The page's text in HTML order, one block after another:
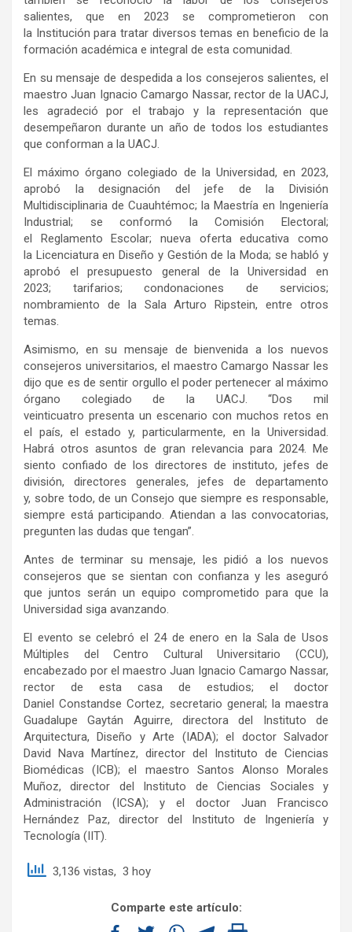
salientes, que en 2023 se comprometieron con
la Institución para tratar diversos temas en beneficio de la
formación académica e integral de esta comunidad.
En su mensaje de despedida a los consejeros salientes, el
maestro Juan Ignacio Camargo Nassar, rector de la UACJ,
les agradeció por el trabajo y la representación que
desempeñaron durante un año de todos los estudiantes
que conforman a la UACJ.
El máximo órgano colegiado de la Universidad, en 2023,
aprobó la designación del jefe de la División
Multidisciplinaria de Cuauhtémoc; la Maestría en Ingeniería
Industrial; se conformó la Comisión Electoral;
el Reglamento Escolar; nueva oferta educativa como
la Licenciatura en Diseño y Gestión de la Moda; se habló y
aprobó el presupuesto general de la Universidad en
2023; tarifarios; condonaciones de servicios;
nombramiento de la Sala Arturo Ripstein, entre otros
temas.
Asimismo, en su mensaje de bienvenida a los nuevos
consejeros universitarios, el maestro Camargo Nassar les
dijo que es de sentir orgullo el poder pertenecer al máximo
órgano colegiado de la UACJ. “Dos mil
veinticuatro presenta un escenario con muchos retos en
el país, el estado y, particularmente, en la Universidad.
Habrá otros asuntos de gran relevancia para 2024. Me
siento confiado de los directores de instituto, jefes de
división, directores generales, jefes de departamento
y, sobre todo, de un Consejo que siempre es responsable,
siempre está participando. Atiendan a las convocatorias,
pregunten las dudas que tengan”.
Antes de terminar su mensaje, les pidió a los nuevos
consejeros que se sientan con confianza y les aseguró
que juntos serán un equipo comprometido para que la
Universidad siga avanzando.
El evento se celebró el 24 de enero en la Sala de Usos
Múltiples del Centro Cultural Universitario (CCU),
encabezado por el maestro Juan Ignacio Camargo Nassar,
rector de esta casa de estudios; el doctor
Daniel Constandse Cortez, secretario general; la maestra
Guadalupe Gaytán Aguirre, directora del Instituto de
Arquitectura, Diseño y Arte (IADA); el doctor Salvador
David Nava Martínez, director del Instituto de Ciencias
Biomédicas (ICB); el maestro Santos Alonso Morales
Muñoz, director del Instituto de Ciencias Sociales y
Administración (ICSA); y el doctor Juan Francisco
Hernández Paz, director del Instituto de Ingeniería y
Tecnología (IIT).
3,136 vistas, 3 hoy
Comparte este artículo: